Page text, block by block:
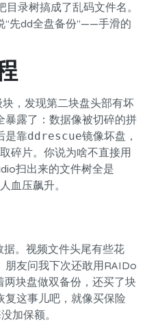
目录树搞成了乱码文件名。
“先dd全盘备份”——手滑的
，发现第二块盘头部有坏
露了：数据像被切碎的拼
是靠ddrescue镜像坏盘，
碎片。你说为啥不直接用
扫出来的文件树全是
血压飙升。
。视频文件头尾有些花
朋友问我下次还敢用RAID0
两块盘做双备份，还买了块
复这事儿吧，就像买保险
加保额。